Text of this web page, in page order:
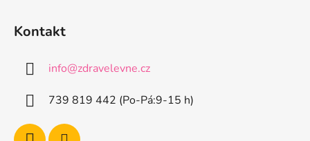
Kontakt
info@zdravelevne.cz
739 819 442 (Po-Pá:9-15 h)